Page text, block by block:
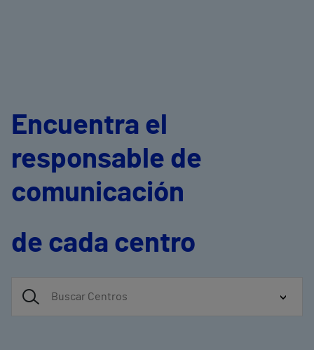
Encuentra el
responsable de
comunicación
de cada centro